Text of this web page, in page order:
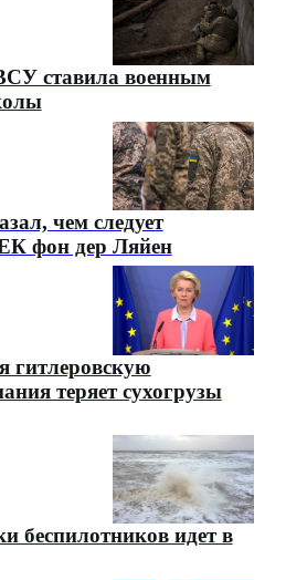
ставила военным
чем следует
ЕК фон дер Ляйен
гитлеровскую
теряет сухогрузы
беспилотников идет в